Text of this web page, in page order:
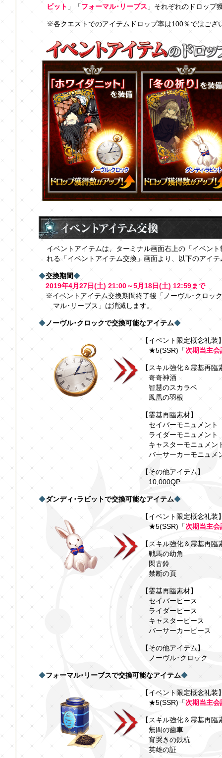
ビット 」「フォーマル･リーブス 」それぞれのドロップ
※各クエストでのアイテムドロップ率は100％ではござ
イベントアイテムは、ターミナル画面右上の「イベン
れる「イベントアイテム交換」画面より、以下のアイ
◆交換期間◆
2019年4月27日(土) 21:00～5月18日(土) 12:59まで
※イベントアイテム交換期間終了後「ノーヴル･クロッ
マル･リーブス」は消滅します。
◆ノーヴル･クロックで交換可能なアイテム◆
【イベント限定概念礼装
★5(SSR)「次期当主会
【スキル強化＆霊基再臨
奇奇神酒
智慧のスカラベ
鳳凰の羽根
【霊基再臨素材】
セイバーモニュメント
ライダーモニュメント
キャスターモニュメン
バーサーカーモニュメ
【その他アイテム】
10,000QP
◆ダンディ･ラビットで交換可能なアイテム◆
【イベント限定概念礼装
★5(SSR)「次期当主会
【スキル強化＆霊基再臨
戦馬の幼角
閑古鈴
禁断の頁
【霊基再臨素材】
セイバーピース
ライダーピース
キャスターピース
バーサーカーピース
【その他アイテム】
ノーヴル･クロック
◆フォーマル･リーブスで交換可能なアイテム◆
【イベント限定概念礼装
★5(SSR)「次期当主会
【スキル強化＆霊基再臨
無間の歯車
宵哭きの鉄杭
英雄の証